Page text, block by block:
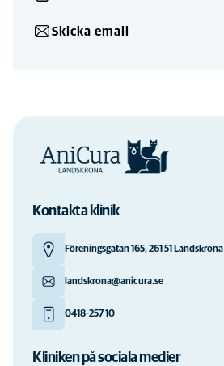
Skicka email
Kontakta klinik
Föreningsgatan 165, 261 51 Landskrona
landskrona@anicura.se
0418-257 10
Kliniken på sociala medier